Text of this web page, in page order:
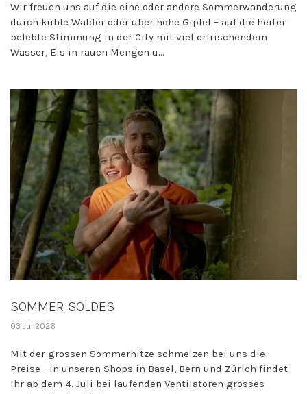
Wir freuen uns auf die eine oder andere Sommerwanderung
durch kühle Wälder oder über hohe Gipfel – auf die heiter
belebte Stimmung in der City mit viel erfrischendem
Wasser, Eis in rauen Mengen u...
SOMMER SOLDES
03 Jul 2026
Mit der grossen Sommerhitze schmelzen bei uns die
Preise - in unseren Shops in Basel, Bern und Zürich findet
Ihr ab dem 4. Juli bei laufenden Ventilatoren grosses